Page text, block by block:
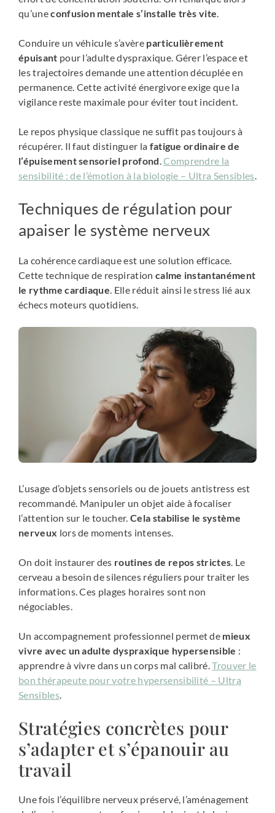
qu’uneconfusion mentale s’installe très vite
Conduire un véhicule s’avère particulièrement
épuisant pour l’adulte dyspraxique. Gérer l’espace et
les trajectoires demande une attention décuplée en
permanence. Cette activité énergivore exige que la
vigilance reste maximale pour éviter tout incident.
Le repos physique classique ne suffit pas toujours à
récupérer. Il faut distinguer la fatigue ordinaire de
l’épuisement sensoriel profond .Comprendre la
sensibilité : de l’émotion à la biologie – Ultra Sensibles
Techniques de régulation pour
apaiser le système nerveux
La cohérence cardiaque est une solution efficace.
Cette technique de respiration calme instantanément
le rythme cardiaque . Elle réduit ainsi le stress lié aux
échecs moteurs quotidiens.
L’usage d’objets sensoriels ou de jouets antistress est
recommandé. Manipuler un objet aide à focaliser
l’attention sur le toucher. Cela stabilise le système
nerveux lors de moments intenses.
On doit instaurer des routines de repos strictes. Le
cerveau a besoin de silences réguliers pour traiter les
informations. Ces plages horaires sont non
négociables.
Un accompagnement professionnel permet de mieux
vivre avec un adulte dyspraxique hypersensible :
apprendre à vivre dans un corps mal calibré.Trouver le
bon thérapeute pour votre hypersensibilité – Ultra
Sensibles.
Stratégies concrètes pour
s’adapter et s’épanouir au
travail
Une fois l’équilibre nerveux préservé, l’aménagement